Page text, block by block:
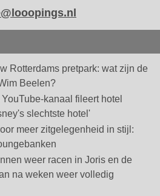
Rotterdams pretpark: wat zijn de
Beelen?
kanaal fileert hotel
slechtste hotel'
meer zitgelegenheid in stijl:
weer racen in Joris en de
na weken weer volledig